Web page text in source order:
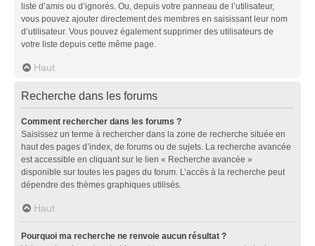
liste d’amis ou d’ignorés. Ou, depuis votre panneau de l’utilisateur,
vous pouvez ajouter directement des membres en saisissant leur nom
d’utilisateur. Vous pouvez également supprimer des utilisateurs de
votre liste depuis cette même page.
Haut
Recherche dans les forums
Comment rechercher dans les forums ?
Saisissez un terme à rechercher dans la zone de recherche située en
haut des pages d’index, de forums ou de sujets. La recherche avancée
est accessible en cliquant sur le lien « Recherche avancée »
disponible sur toutes les pages du forum. L’accès à la recherche peut
dépendre des thèmes graphiques utilisés.
Haut
Pourquoi ma recherche ne renvoie aucun résultat ?